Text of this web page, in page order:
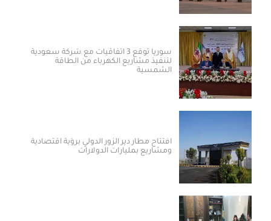
سوريا توقع 3 اتفاقيات مع شركة سعودية
لتنفيذ مشاريع الكهرباء من الطاقة
الشمسية
افتتاح مطار دير الزور الدولي برؤية اقتصادية
ومشاريع بمليارات الدولارات ​